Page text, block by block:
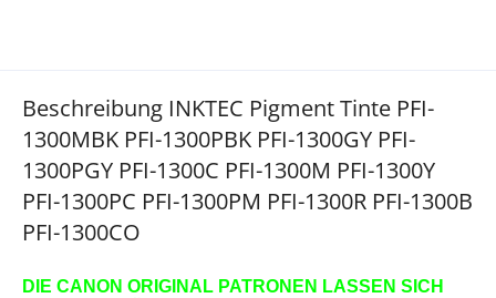
Beschreibung INKTEC Pigment Tinte PFI-
1300MBK PFI-1300PBK PFI-1300GY PFI-
1300PGY PFI-1300C PFI-1300M PFI-1300Y
PFI-1300PC PFI-1300PM PFI-1300R PFI-1300B
PFI-1300CO
DIE CANON ORIGINAL PATRONEN LASSEN SICH